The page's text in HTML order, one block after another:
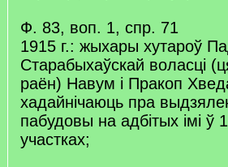
Ф. 83, воп. 1, спр. 71
1915 г.: жыхары хутароў
Старабыхаўскай воласці
раён) Навум і Пракоп
хадайнічаюць пра
пабудовы на адбітых імі ў
участках;